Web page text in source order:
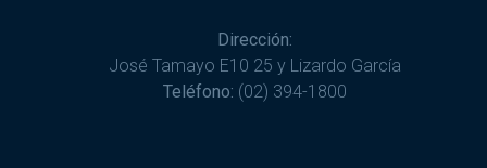
Dirección:
José Tamayo E10 25 y Lizardo García
Teléfono: (02) 394-1800